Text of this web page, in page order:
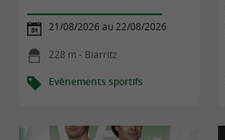
21/08/2026 au 22/08/2026
228 m - Biarritz
Evènements sportifs